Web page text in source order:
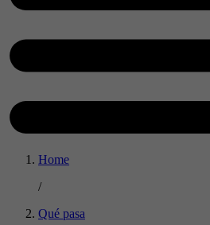
Home
/
Qué pasa